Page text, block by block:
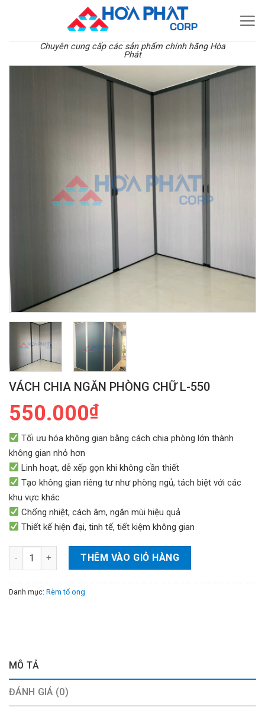
Chuyên cung cấp các sản phẩm chính hãng Hòa
Phát
VÁCH CHIA NGĂN PHÒNG CHỮ L-550
550.000₫
Tối ưu hóa không gian bằng cách chia phòng lớn thành
không gian nhỏ hơn
Linh hoạt, dễ xếp gọn khi không cần thiết
Tạo không gian riêng tư như phòng ngủ, tách biệt với các
khu vực khác
Chống nhiệt, cách âm, ngăn mùi hiệu quả
Thiết kế hiện đại, tinh tế, tiết kiệm không gian
Vách chia ngăn phòng chữ L-550 số lượng
THÊM VÀO GIỎ HÀNG
Danh mục: Rèm tổ ong
MÔ TẢ
ĐÁNH GIÁ (0)